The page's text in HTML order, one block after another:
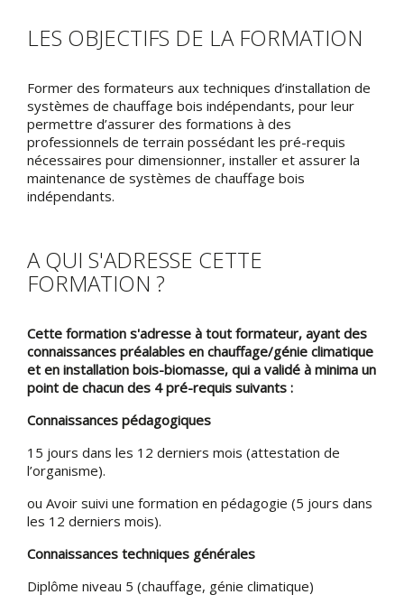
LES OBJECTIFS DE LA FORMATION
Former des formateurs aux techniques d’installation de
systèmes de chauffage bois indépendants, pour leur
permettre d’assurer des formations à des
professionnels de terrain possédant les pré-requis
nécessaires pour dimensionner, installer et assurer la
maintenance de systèmes de chauffage bois
indépendants.
A QUI S'ADRESSE CETTE
FORMATION ?
Cette formation s'adresse à tout formateur, ayant des
connaissances préalables en chauffage/génie climatique
et en installation bois-biomasse, qui a validé à minima un
point de chacun des 4 pré-requis suivants :
Connaissances pédagogiques
15 jours dans les 12 derniers mois (attestation de
l’organisme).
ou Avoir suivi une formation en pédagogie (5 jours dans
les 12 derniers mois).
Connaissances techniques générales
Diplôme niveau 5 (chauffage, génie climatique)